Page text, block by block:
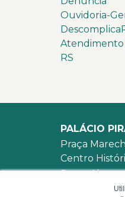
c
r
i
a
d
a
a
a
p
o
Ouvidoria-
Atendimento
RS
PALÁCIO
Praça
Centro
Porto Alegre